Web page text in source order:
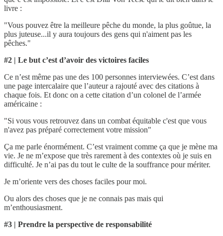
livre :
"Vous pouvez être la meilleure pêche du monde, la plus goûtue, la
plus juteuse...il y aura toujours des gens qui n'aiment pas les
pêches."
#2 | Le but c’est d’avoir des victoires faciles
Ce n’est même pas une des 100 personnes interviewées. C’est dans
une page intercalaire que l’auteur a rajouté avec des citations à
chaque fois. Et donc on a cette citation d’un colonel de l’armée
américaine :
"Si vous vous retrouvez dans un combat équitable c'est que vous
n'avez pas préparé correctement votre mission"
Ça me parle énormément. C’est vraiment comme ça que je mène ma
vie. Je ne m’expose que très rarement à des contextes où je suis en
difficulté. Je n’ai pas du tout le culte de la souffrance pour mériter.
Je m’oriente vers des choses faciles pour moi.
Ou alors des choses que je ne connais pas mais qui
m’enthousiasment.
#3 | Prendre la perspective de responsabilité